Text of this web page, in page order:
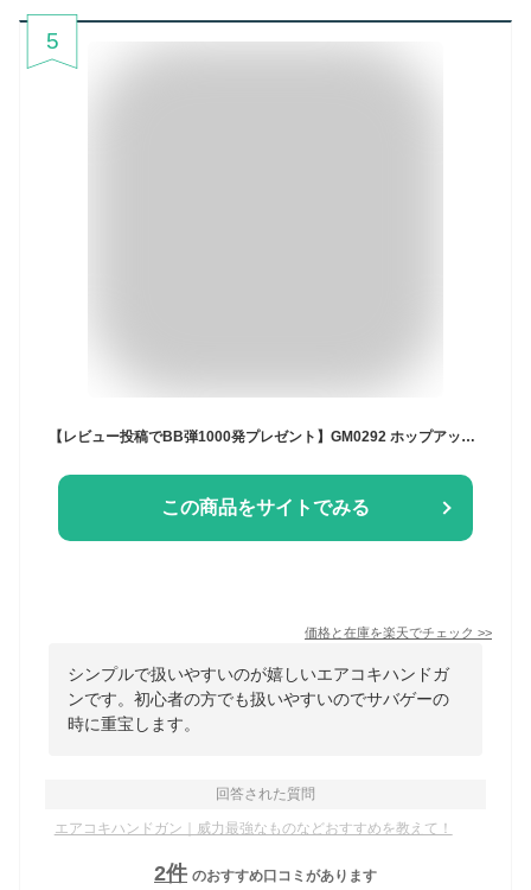
5
この商品をサイトでみる
価格と在庫を楽天でチェック >>
シンプルで扱いやすいのが嬉しいエアコキハンドガ
ンです。初心者の方でも扱いやすいのでサバゲーの
時に重宝します。
回答された質問
エアコキハンドガン｜威力最強なものなどおすすめを教えて！
2件 のおすすめ口コミがあります